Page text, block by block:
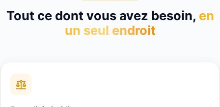
Tout ce dont vous avez besoin, en
un seul endroit